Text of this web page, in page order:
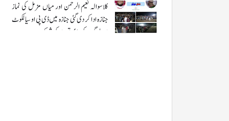
کلاسوالہ نعیم الرحمن اور میاں مزمل کی نماز
جنازہ ادا کر دی گئی جنازہ میں ڈی پی او سیالکوٹ
اور لوگوں کی بڑی تعداد کی شرکت